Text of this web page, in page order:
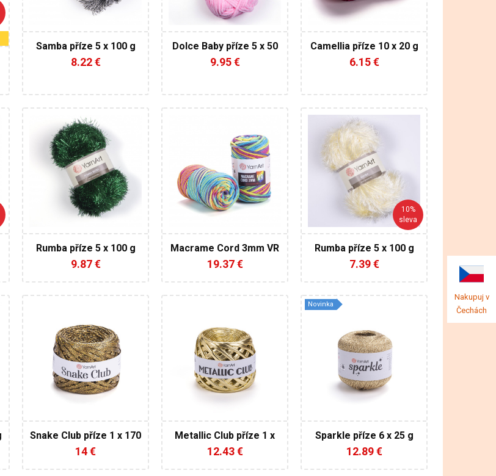
Nakupuj v
Čechách
150
Samba příze 5 x 100 g
8.22 €
85
Dolce Baby příze 5 x 50
g
9.95 €
190
Camellia příze 10 x 20 g
6.15 €
YarnArt
80% Polyester
- 20% Metalická vlákna
Fantasy
160
Rumba příze 5 x 100 g
9.87 €
60% bavlna -
40% viskóza a
polyester
Fantasy
250
4
Macrame Cord 3mm VR
příze 4 x 250 g
19.37 €
YarnArt
10%
sleva
Rumba příze 5 x 100 g
AKCE
7.39 €
100%
Polyester
170
60
Snake Club příze 1 x 170
g
14 €
Polyester
Super bulky
180
Metallic Club příze 1 x
180 g
12.43 €
Novinka
Polyester - 40%
Polyamid
150
Sparkle příze 6 x 25 g
12.89 €